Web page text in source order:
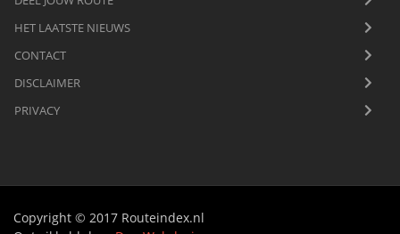
HET LAATSTE NIEUWS
CONTACT
DISCLAIMER
PRIVACY
Copyright © 2017 Routeindex.nl